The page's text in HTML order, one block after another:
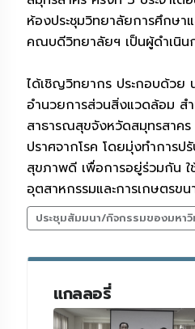
ห้องประชุมวิทยาลัยการศึกษา
คณบดีวิทยาลัยฯ เป็นผู้ดำเนินก
ได้เชิญวิทยากร ประกอบด้วย
อำนวยการส่วนสิ่งแวดล้อม ส
สาธารณสุขจังหวัดสมุทรสาคร
ปราศจากโรค โดยมุ่งทำการ
สุขภาพดี เพื่อการอยู่ร่วมกัน ใ
อุตสาหกรรมและการเกษตรข
ประชุมสัมมนา/กิจกรรมของมหา
แกลลอรี่